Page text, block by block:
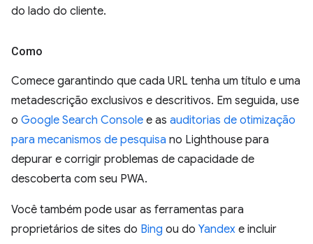
do lado do cliente.
Como
Comece garantindo que cada URL tenha um título e uma
metadescrição exclusivos e descritivos. Em seguida, use
o Google Search Console e as auditorias de otimização
para mecanismos de pesquisa no Lighthouse para
depurar e corrigir problemas de capacidade de
descoberta com seu PWA.
Você também pode usar as ferramentas para
proprietários de sites do Bing ou do Yandex e incluir